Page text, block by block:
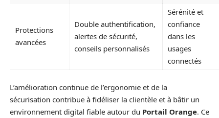
Protections
avancées
Double authentification,
alertes de sécurité,
conseils personnalisés
Sérénité et
confiance
dans les
usages
connectés
L’amélioration continue de l’ergonomie et de la
sécurisation contribue à fidéliser la clientèle et à bâtir un
environnement digital fiable autour du Portail Orange. Ce